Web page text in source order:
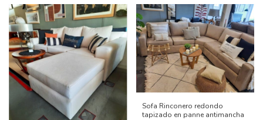
Sofa Rinconero redondo
tapizado en panne antimancha